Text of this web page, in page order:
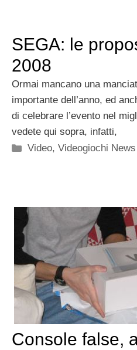
SEGA: le
2008
Ormai mancano una
importante dell’anno, ed
di celebrare l’evento nel
vedete qui sopra, infatti,
Categorie
Video,Videogiochi News
Console false,